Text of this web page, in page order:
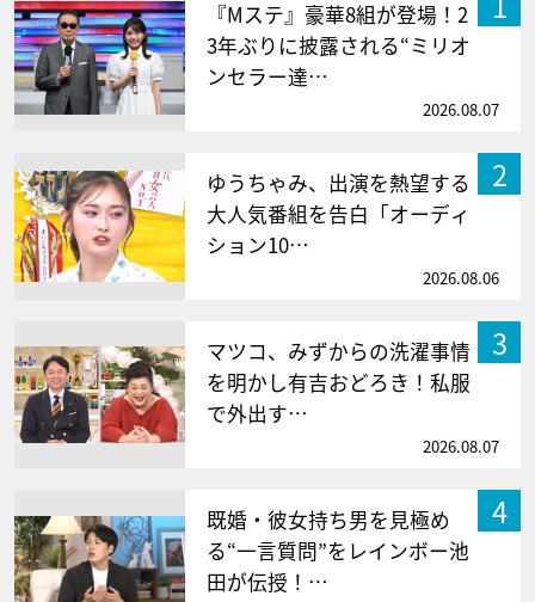
『Mステ』豪華8組が登場！2
3年ぶりに披露される“ミリオ
ンセラー達…
2026.08.07
2
ゆうちゃみ、出演を熱望する
大人気番組を告白「オーディ
ション10…
2026.08.06
3
マツコ、みずからの洗濯事情
を明かし有吉おどろき！私服
で外出す…
2026.08.07
4
既婚・彼女持ち男を見極め
る“一言質問”をレインボー池
田が伝授！…